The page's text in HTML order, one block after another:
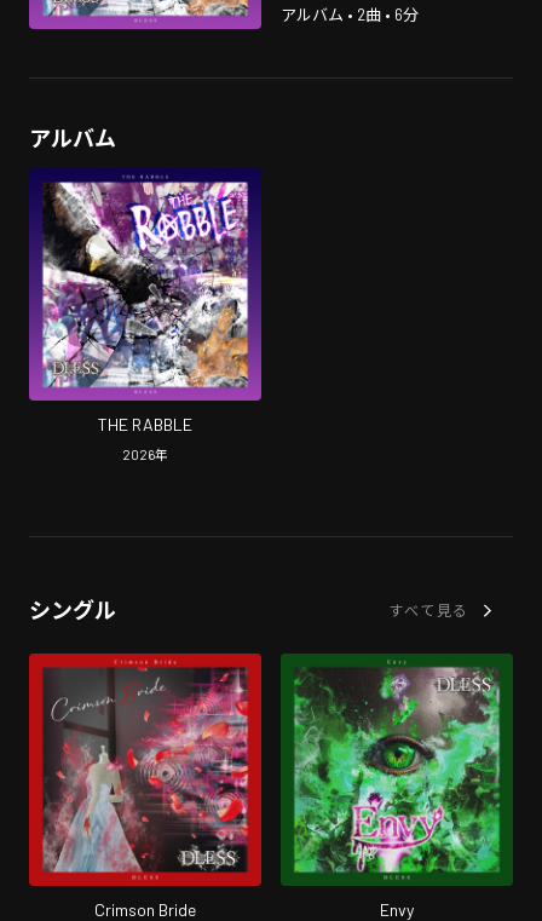
アルバム • 2曲 • 6分
アルバム
THE RABBLE
2026年
シングル すべて見る
Crimson Bride Envy